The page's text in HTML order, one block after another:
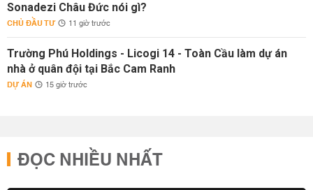
Sonadezi Châu Đức nói gì?
CHỦ ĐẦU TƯ 11 giờ trước
Trường Phú Holdings - Licogi 14 - Toàn Cầu làm dự án
nhà ở quân đội tại Bắc Cam Ranh
DỰ ÁN 15 giờ trước
ĐỌC NHIỀU NHẤT